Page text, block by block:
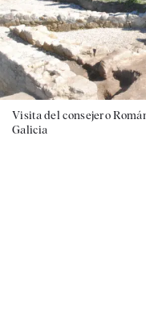
Visita del consejero
Galicia